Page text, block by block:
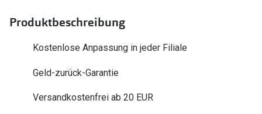
Brillenglas Typen
Transitions Gläser
Produktbeschreibung
Kostenlose Anpassung in jeder Filiale
Geld-zurück-Garantie
Versandkostenfrei ab 20 EUR